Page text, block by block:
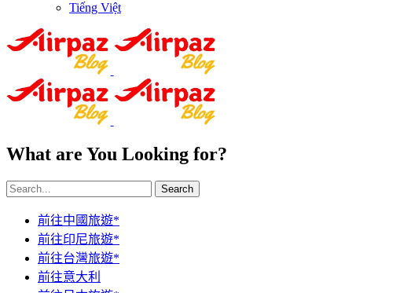
Tiếng Việt
What are You Looking for?
Search
前往中國旅遊*
前往印尼旅遊*
前往台灣旅遊*
前往意大利